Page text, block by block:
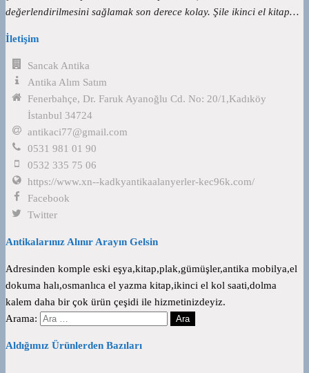
değerlendirilmesini sağlamak son derece kolay. Şile ikinci el kitap…
İletişim
Sancak Antika
Antika Alım Satım
Fenerbahçe, Dr. Faruk Ayanoğlu Cd. No: 20/1,Kadıköy
İstanbul 34724
antikaci77@gmail.com
0531 981 01 90
0532 335 75 06
https://www.xn--kadkyantikaalanyerler-kec96k.com/
Facebook
Twitter
Antikalarınız Alınır Arayın Gelsin
Adresinden komple eski eşya,kitap,plak,gümüşler,antika mobilya,el
dokuma halı,osmanlıca el yazma kitap,ikinci el kol saati,dolma
kalem daha bir çok ürün çeşidi ile hizmetinizdeyiz.
Arama:
Aldığımız Ürünlerden Bazıları